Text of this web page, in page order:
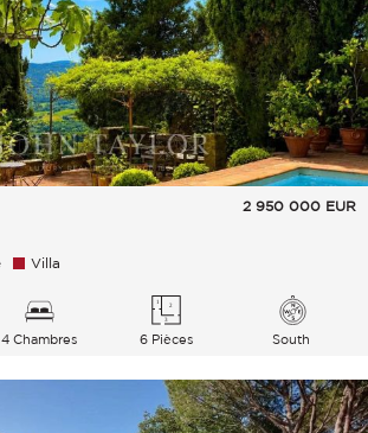
2 950 000 EUR
Villa
4 Chambres 6 Pièces South